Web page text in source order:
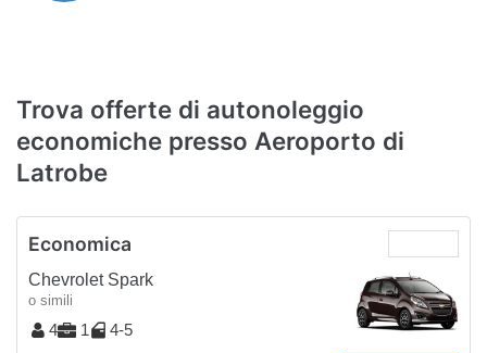
Trova offerte di autonoleggio
economiche presso Aeroporto di
Latrobe
Economica
Chevrolet Spark
o simili
4 1 4-5